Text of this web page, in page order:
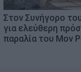
Στον Συνήγορο
για ελεύθερη
παραλία του Μον